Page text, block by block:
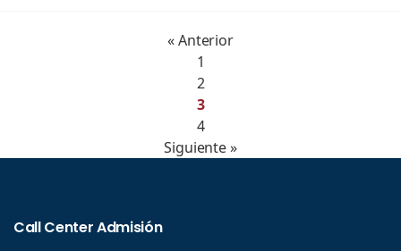
« Anterior
1
2
3
4
Siguiente »